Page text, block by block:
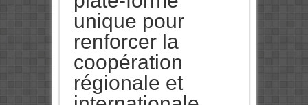
unique pour
renforcer la
coopération
régionale et